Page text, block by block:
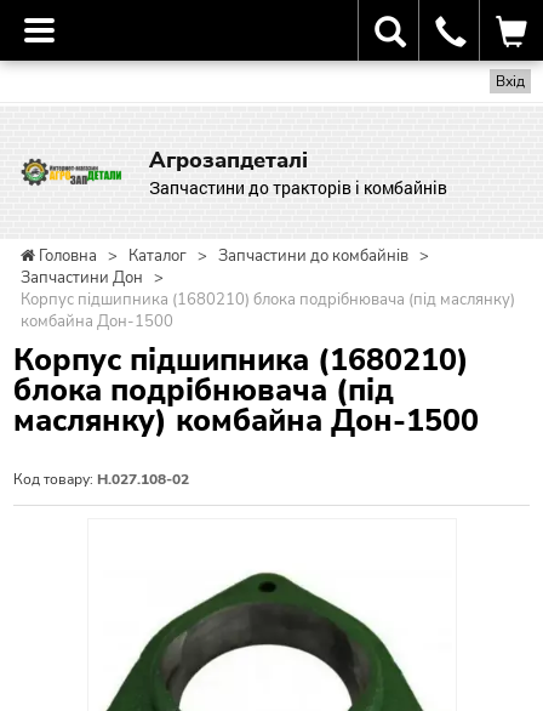
Вхід
Агрозапдеталі
Запчастини до тракторів і комбайнів
Головна > Каталог > Запчастини до комбайнів >
Запчастини Дон >
Корпус підшипника (1680210) блока подрібнювача (під маслянку)
комбайна Дон-1500
Корпус підшипника (1680210)
блока подрібнювача (під
маслянку) комбайна Дон-1500
Код товару: Н.027.108-02